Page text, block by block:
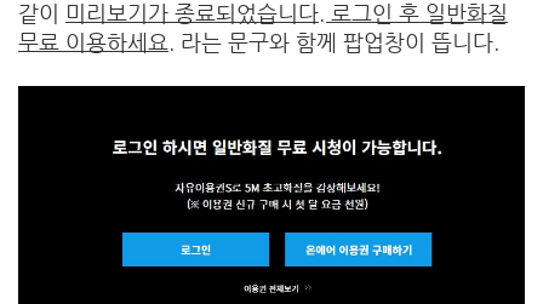
같이 미리보기가 종료되었습니다. 로그인 후 일반화질
무료 이용하세요. 라는 문구와 함께 팝업창이 뜹니다.